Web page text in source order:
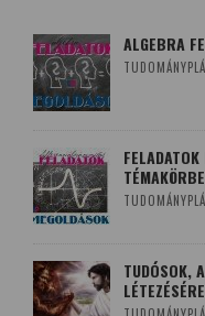
ALGEBRA
TUDÓSOK,
LÉTEZÉSÉRE